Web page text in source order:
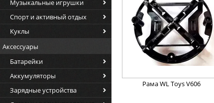
Музыкальные игрушки
Спорт и активный отдых
Куклы
Аксессуары
Батарейки
Аккумуляторы
Зарядные устройства
Рама WL Toys V606